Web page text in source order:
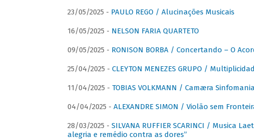
23/05/2025 - PAULO REGO / Alucinações Musicais
16/05/2025 - NELSON FARIA QUARTETO
09/05/2025 - RONISON BORBA / Concertando – O
25/04/2025 - CLEYTON MENEZES GRUPO /
11/04/2025 - TOBIAS VOLKMANN / Camæra
04/04/2025 - ALEXANDRE SIMON / Violão sem
28/03/2025 - SILVANA RUFFIER SCARINCI / Musica
alegria e remédio contra as dores”